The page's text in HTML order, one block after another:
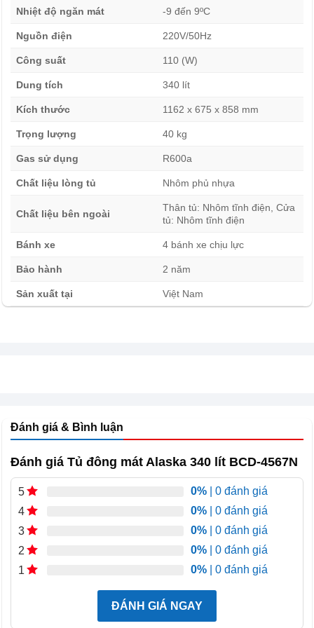
làm bằng nhôm phủ sơn tĩnh điện, vừa dẫn nhiệt tốt vừa
giúp vệ sinh nhanh chóng. Bề mặt nhẵn mịn giảm bám bẩn
Công nghệ làm lạnh và tiết kiệm điện năng
nghệ làm lạnh trực tiếp cho khả năng lạnh nhanh và sâu.
Nhờ quạt gió và dàn lạnh chất lượng, hơi lạnh được phân
phối đồng đều khắp khoang, giúp thực phẩm giữ độ tươi
Môi chất lạnh R600A thân thiện môi trường
Thiết bị sử dụng gas R600A – loại môi chất có hiệu suất
cao, giúp tiết kiệm điện năng và thân thiện với môi trường.
trong môi trường kinh doanh.
Alaska 340 lít BCD-4567N
Nhiệt độ ngăn mát -9 đến 9ºC
Nguồn điện 220V/50Hz
Công suất 110 (W)
Dung tích 340 lít
Kích thước 1162 x 675 x 858 mm
Trọng lượng 40 kg
Gas sử dụng R600a
Chất liệu lòng tủ Nhôm phủ nhựa
Chất liệu bên ngoài
Thân tủ: Nhôm tĩnh điện, Cửa
tủ: Nhôm tĩnh điện
Bánh xe 4 bánh xe chịu lực
Bảo hành 2 năm
Sản xuất tại Việt Nam
Đánh giá & Bình luận
Đánh giá Tủ đông mát Alaska 340 lít BCD-4567N
5 0% | 0 đánh giá
4
0% | 0 đánh giá
3
0% | 0 đánh giá
2
0% | 0 đánh giá
1
0% | 0 đánh giá
ĐÁNH GIÁ NGAY